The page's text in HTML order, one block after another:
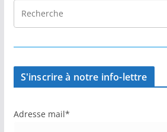
S'inscrire à notre info-lettre
Adresse mail*